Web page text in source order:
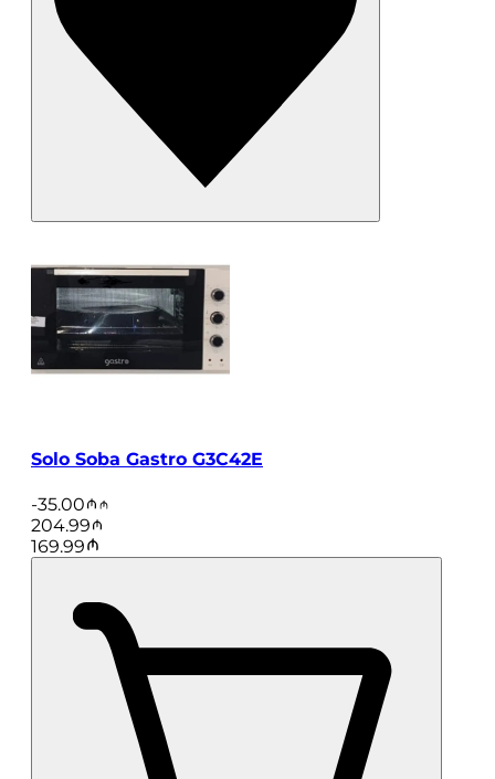
Solo Soba Gastro G3C42E
-35.00
204.99
169.99